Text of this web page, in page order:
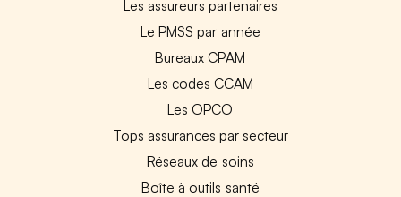
Les assureurs partenaires
Le PMSS par année
Bureaux CPAM
Les codes CCAM
Les OPCO
Tops assurances par secteur
Réseaux de soins
Boîte à outils santé